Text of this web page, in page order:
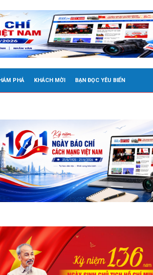
PHÁ KHÁCH MỜI BẠN ĐỌC YÊU BIỂN